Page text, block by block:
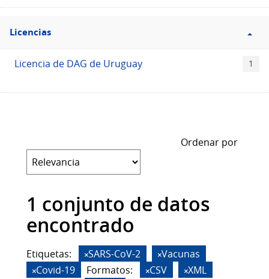
Filtro
Licencias
Licencias
Licencia de DAG de Uruguay 1
Ordenar por
1 conjunto de datos
encontrado
Etiquetas: SARS-CoV-2
Vacunas
Covid-19
Formatos: CSV
XML